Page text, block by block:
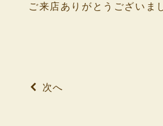
ご来店ありがとうございま
次へ